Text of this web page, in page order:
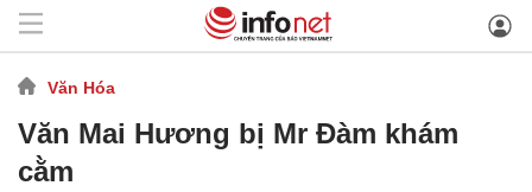
Văn Hóa
Văn Mai Hương bị Mr Đàm khám
cằm